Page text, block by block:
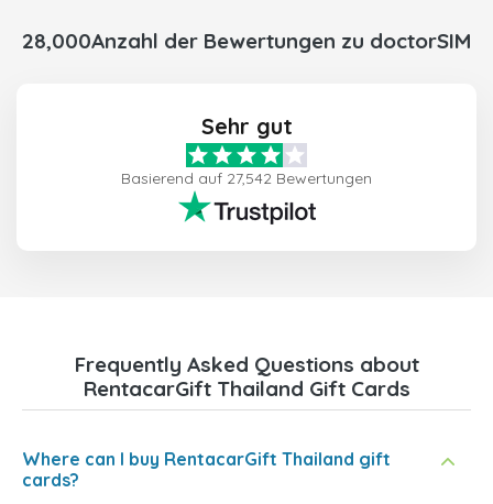
28,000Anzahl der Bewertungen zu doctorSIM
Sehr gut
Basierend auf 27,542 Bewertungen
Frequently Asked Questions about
RentacarGift Thailand Gift Cards
Where can I buy RentacarGift Thailand gift
cards?